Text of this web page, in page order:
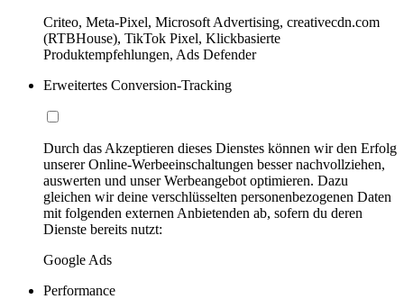
Criteo, Meta-Pixel, Microsoft Advertising, creativecdn.com
(RTBHouse), TikTok Pixel, Klickbasierte
Produktempfehlungen, Ads Defender
Erweitertes Conversion-Tracking
Durch das Akzeptieren dieses Dienstes können wir den Erfolg
unserer Online-Werbeeinschaltungen besser nachvollziehen,
auswerten und unser Werbeangebot optimieren. Dazu
gleichen wir deine verschlüsselten personenbezogenen Daten
mit folgenden externen Anbietenden ab, sofern du deren
Dienste bereits nutzt:
Google Ads
Performance